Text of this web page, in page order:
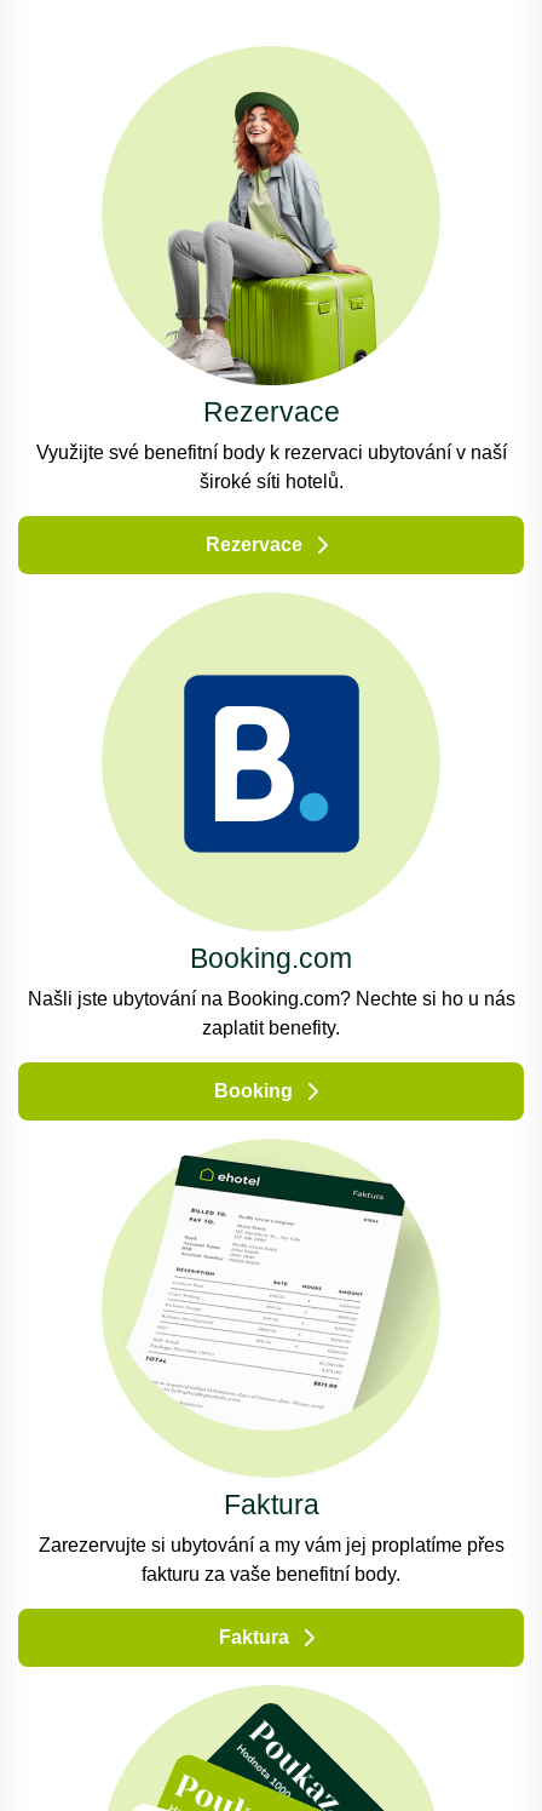
Rezervace
Využijte své benefitní body k rezervaci ubytování v naší
široké síti hotelů.
Rezervace
Booking.com
Našli jste ubytování na Booking.com? Nechte si ho u nás
zaplatit benefity.
Booking
Faktura
Zarezervujte si ubytování a my vám jej proplatíme přes
fakturu za vaše benefitní body.
Faktura